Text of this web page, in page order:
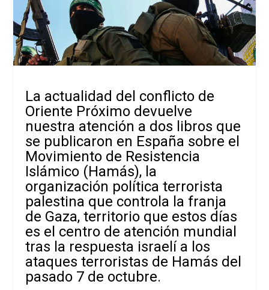
La actualidad del conflicto de
Oriente Próximo devuelve
nuestra atención a dos libros que
se publicaron en España sobre el
Movimiento de Resistencia
Islámico (Hamás), la
organización política terrorista
palestina que controla la franja
de Gaza, territorio que estos días
es el centro de atención mundial
tras la respuesta israelí a los
ataques terroristas de Hamás del
pasado 7 de octubre.